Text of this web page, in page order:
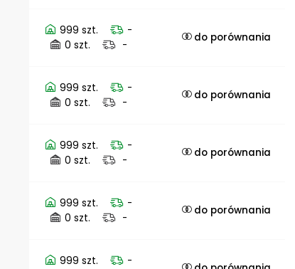
999 szt.
-
0 szt.
-
do porównania
999 szt.
-
0 szt.
-
do porównania
999 szt.
-
0 szt.
-
do porównania
999 szt.
-
0 szt.
-
do porównania
999 szt.
-